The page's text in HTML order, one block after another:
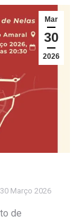
Mar
30
2026
30 Março 2026
de